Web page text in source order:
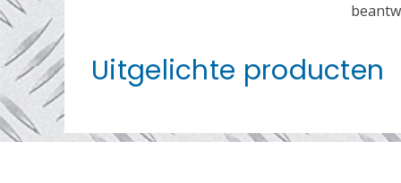
Uitgelichte producten